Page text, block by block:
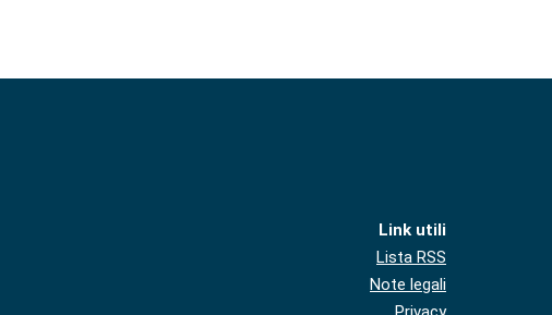
Link utili
Lista RSS
Note legali